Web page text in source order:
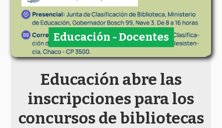
Educación abre las
inscripciones para los
concursos de bibliotecas
Educación - Docentes